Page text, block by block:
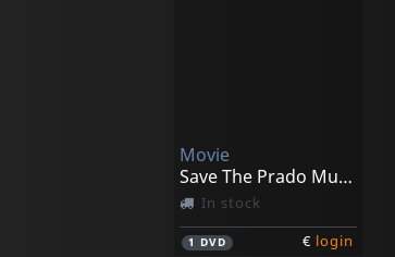
Movie
Save The Prado Museum
In stock
1 DVD € login